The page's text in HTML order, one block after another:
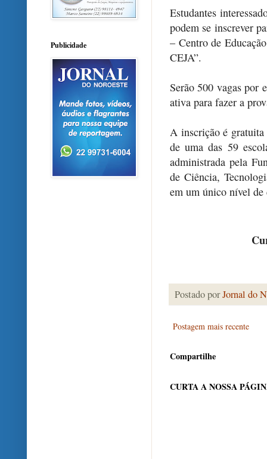
Estudantes
podem se inscrever
– Centro de
CEJA”.
Serão 500 vagas por
ativa para fazer a
A inscrição é
de uma das 59
administrada pela
de Ciência,
em um único nível
Postado porJornal do
Postagem mais recente
Compartilhe
CURTA A NOSSA
Publicidade